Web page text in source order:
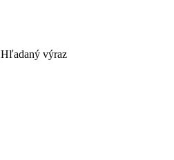
Hľadaný výraz